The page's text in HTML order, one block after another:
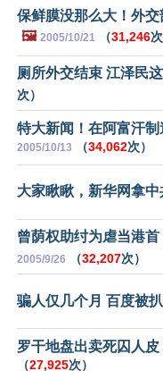
保鲜膜没那么大！外
🖼️ 2005/10/21 （31,246次
厕所外交结束 江泽民
次）
特大新闻！在阿富汗
2005/10/13 （34,062次）
大家瞅瞅，新华网拿中
曾荫权助纣为虐当港
2005/9/26 （32,207次）
骗人仅几个月 百度被
罗干地盘出卖死囚人
（27,925次）